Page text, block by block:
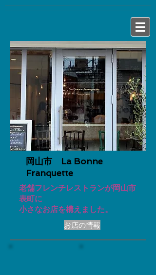
岡山市 La Bonne
Franquette
老舗フレンチレストランが岡山市
表町に
小さなお店を構えました。
お店の情報